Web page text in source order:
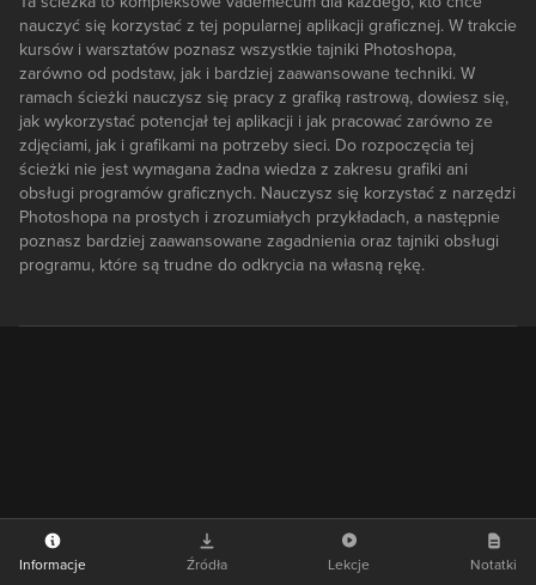
nauczyć się korzystać z tej popularnej aplikacji graficznej. W trakcie
kursów i warsztatów poznasz wszystkie tajniki Photoshopa,
zarówno od podstaw, jak i bardziej zaawansowane techniki. W
ramach ścieżki nauczysz się pracy z grafiką rastrową, dowiesz się,
jak wykorzystać potencjał tej aplikacji i jak pracować zarówno ze
zdjęciami, jak i grafikami na potrzeby sieci. Do rozpoczęcia tej
ścieżki nie jest wymagana żadna wiedza z zakresu grafiki ani
obsługi programów graficznych. Nauczysz się korzystać z narzędzi
Photoshopa na prostych i zrozumiałych przykładach, a następnie
poznasz bardziej zaawansowane zagadnienia oraz tajniki obsługi
programu, które są trudne do odkrycia na własną rękę.
Informacje Źródła Lekcje Notatki